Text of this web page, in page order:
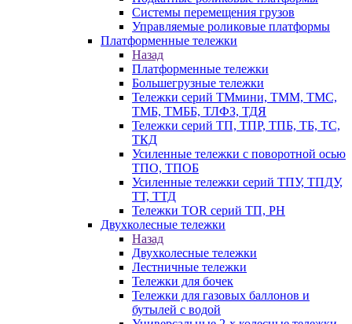
Системы перемещения грузов
Управляемые роликовые платформы
Платформенные тележки
Назад
Платформенные тележки
Большегрузные тележки
Тележки серий ТМмини, ТММ, ТМС,
ТМБ, ТМББ, ТЛФЗ, ТДЯ
Тележки серий ТП, ТПР, ТПБ, ТБ, ТС,
ТКД
Усиленные тележки с поворотной осью
ТПО, ТПОБ
Усиленные тележки серий ТПУ, ТПДУ,
ТТ, ТТД
Тележки TOR серий ТП, PH
Двухколесные тележки
Назад
Двухколесные тележки
Лестничные тележки
Тележки для бочек
Тележки для газовых баллонов и
бутылей с водой